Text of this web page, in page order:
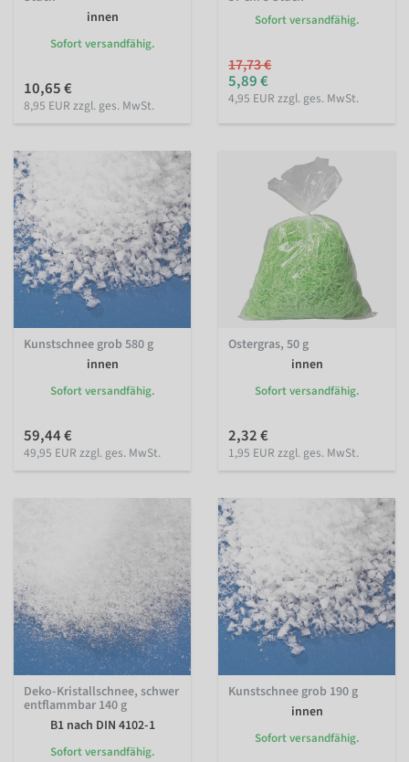
innen
Sofort versandfähig.
10,65 €
8,95 EUR zzgl. ges. MwSt.
Sofort versandfähig.
17,73 €
5,89 €
4,95 EUR zzgl. ges. MwSt.
Kunstschnee grob 580 g
innen
Sofort versandfähig.
59,44 €
49,95 EUR zzgl. ges. MwSt.
Ostergras, 50 g
innen
Sofort versandfähig.
2,32 €
1,95 EUR zzgl. ges. MwSt.
Deko-Kristallschnee, schwer
entflammbar 140 g
B1 nach DIN 4102-1
Sofort versandfähig.
Kunstschnee grob 190 g
innen
Sofort versandfähig.